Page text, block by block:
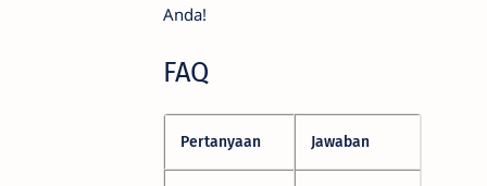
Anda!
FAQ
Pertanyaan Jawaban